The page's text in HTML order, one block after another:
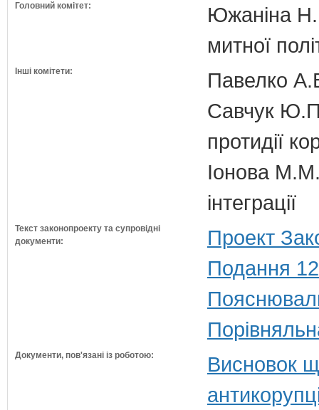
Головний комітет:
Южаніна
митної
Інші комітети:
Павелко
Савчук Ю.П.
протидії
Іонова М.М.
інтеграції
Текст законопроекту та супровідні
документи:
Проект
Подання
Документи, пов'язані із роботою:
Висновок